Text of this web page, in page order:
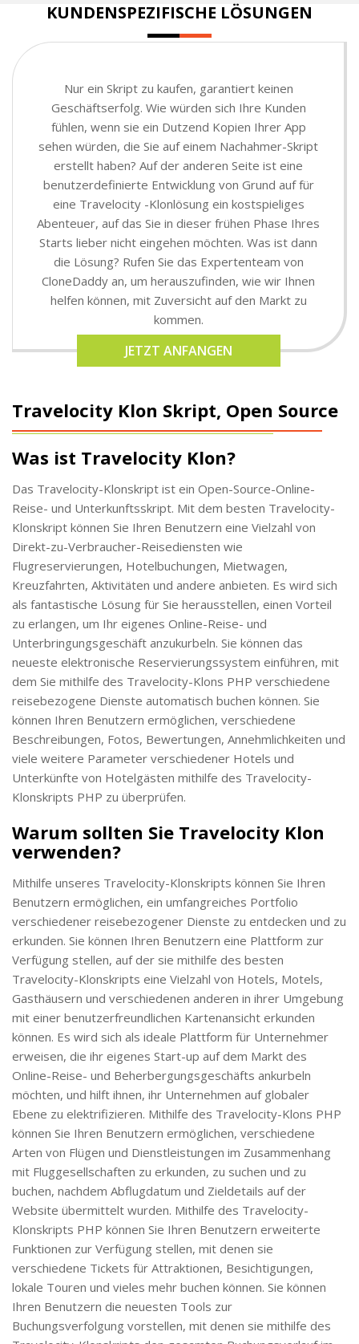
KUNDENSPEZIFISCHE LÖSUNGEN
Nur ein Skript zu kaufen, garantiert keinen
Geschäftserfolg. Wie würden sich Ihre Kunden
fühlen, wenn sie ein Dutzend Kopien Ihrer App
sehen würden, die Sie auf einem Nachahmer-Skript
erstellt haben? Auf der anderen Seite ist eine
benutzerdefinierte Entwicklung von Grund auf für
eine Travelocity -Klonlösung ein kostspieliges
Abenteuer, auf das Sie in dieser frühen Phase Ihres
Starts lieber nicht eingehen möchten. Was ist dann
die Lösung? Rufen Sie das Expertenteam von
CloneDaddy an, um herauszufinden, wie wir Ihnen
helfen können, mit Zuversicht auf den Markt zu
kommen.
JETZT ANFANGEN
Travelocity Klon Skript, Open Source
Was ist Travelocity Klon?
Das Travelocity-Klonskript ist ein Open-Source-Online-
Reise- und Unterkunftsskript. Mit dem besten Travelocity-
Klonskript können Sie Ihren Benutzern eine Vielzahl von
Direkt-zu-Verbraucher-Reisediensten wie
Flugreservierungen, Hotelbuchungen, Mietwagen,
Kreuzfahrten, Aktivitäten und andere anbieten. Es wird sich
als fantastische Lösung für Sie herausstellen, einen Vorteil
zu erlangen, um Ihr eigenes Online-Reise- und
Unterbringungsgeschäft anzukurbeln. Sie können das
neueste elektronische Reservierungssystem einführen, mit
dem Sie mithilfe des Travelocity-Klons PHP verschiedene
reisebezogene Dienste automatisch buchen können. Sie
können Ihren Benutzern ermöglichen, verschiedene
Beschreibungen, Fotos, Bewertungen, Annehmlichkeiten und
viele weitere Parameter verschiedener Hotels und
Unterkünfte von Hotelgästen mithilfe des Travelocity-
Klonskripts PHP zu überprüfen.
Warum sollten Sie Travelocity Klon
verwenden?
Mithilfe unseres Travelocity-Klonskripts können Sie Ihren
Benutzern ermöglichen, ein umfangreiches Portfolio
verschiedener reisebezogener Dienste zu entdecken und zu
erkunden. Sie können Ihren Benutzern eine Plattform zur
Verfügung stellen, auf der sie mithilfe des besten
Travelocity-Klonskripts eine Vielzahl von Hotels, Motels,
Gasthäusern und verschiedenen anderen in ihrer Umgebung
mit einer benutzerfreundlichen Kartenansicht erkunden
können. Es wird sich als ideale Plattform für Unternehmer
erweisen, die ihr eigenes Start-up auf dem Markt des
Online-Reise- und Beherbergungsgeschäfts ankurbeln
möchten, und hilft ihnen, ihr Unternehmen auf globaler
Ebene zu elektrifizieren. Mithilfe des Travelocity-Klons PHP
können Sie Ihren Benutzern ermöglichen, verschiedene
Arten von Flügen und Dienstleistungen im Zusammenhang
mit Fluggesellschaften zu erkunden, zu suchen und zu
buchen, nachdem Abflugdatum und Zieldetails auf der
Website übermittelt wurden. Mithilfe des Travelocity-
Klonskripts PHP können Sie Ihren Benutzern erweiterte
Funktionen zur Verfügung stellen, mit denen sie
verschiedene Tickets für Attraktionen, Besichtigungen,
lokale Touren und vieles mehr buchen können. Sie können
Ihren Benutzern die neuesten Tools zur
Buchungsverfolgung vorstellen, mit denen sie mithilfe des